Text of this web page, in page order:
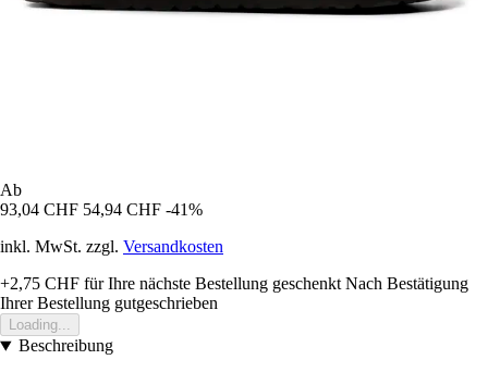
Ab
93,04 CHF 54,94 CHF -41%
inkl. MwSt. zzgl. Versandkosten
+2,75 CHF für Ihre nächste Bestellung geschenkt Nach Bestätigung
Ihrer Bestellung gutgeschrieben
Loading...
Beschreibung